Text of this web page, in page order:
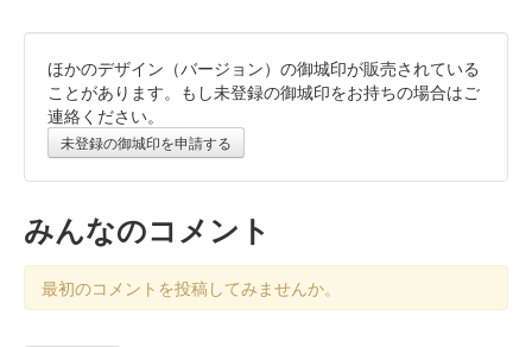
霞城（沼田城）御城印 旧暦（睦月）2026年版
販売終了
沼田城跡 御城印 昭和百年 十二月版
販売終了
ほかのデザイン（バージョン）の御城印が販売されている
ことがあります。もし未登録の御城印をお持ちの場合はご
連絡ください。
未登録の御城印を申請する
みんなのコメント
最初のコメントを投稿してみませんか。